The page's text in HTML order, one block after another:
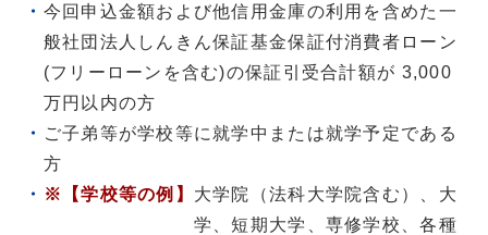
今回申込金額および他信用金庫の利用を含めた一
般社団法人しんきん保証基金保証付消費者ローン
(フリーローンを含む)の保証引受合計額が 3,000
万円以内の方
ご子弟等が学校等に就学中または就学予定である
方
大学院（法科大学院含む）、大
学、短期大学、専修学校、各種